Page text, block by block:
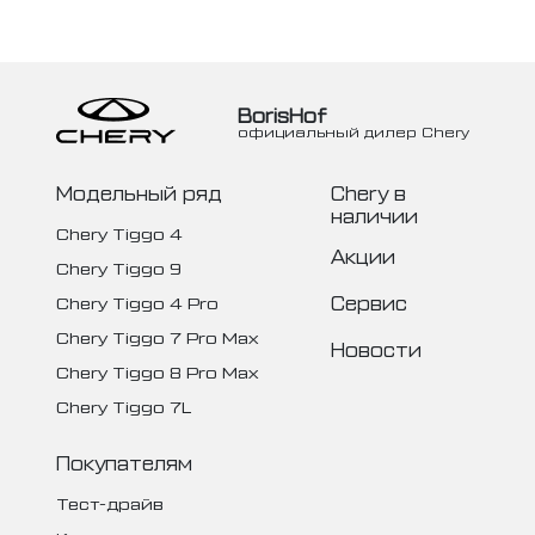
BorisHof
официальный дилер Chery
Модельный ряд
Chery Tiggo 4
Chery Tiggo 9
Chery Tiggo 4 Pro
Chery Tiggo 7 Pro Max
Chery Tiggo 8 Pro Max
Chery Tiggo 7L
Chery в
наличии
Акции
Сервис
Новости
Покупателям
Тест-драйв